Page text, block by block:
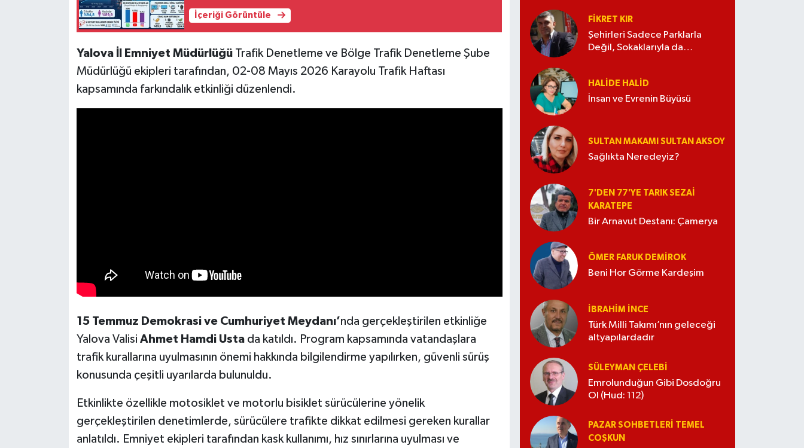
İçeriği Görüntüle
Yalova İl Emniyet MüdürlüğüTrafik Denetleme ve Bölge Trafik Denetleme Şube
Müdürlüğü ekipleri tarafından, 02-08 Mayıs 2026 Karayolu Trafik Haftası
kapsamında farkındalık etkinliği düzenlendi.
15 Temmuz Demokrasi ve Cumhuriyet Meydanı’nda gerçekleştirilen etkinliğe
Yalova Valisi Ahmet Hamdi Ustada katıldı. Program kapsamında vatandaşlara
trafik kurallarına uyulmasının önemi hakkında bilgilendirme yapılırken, güvenli sürüş
konusunda çeşitli uyarılarda bulunuldu.
Etkinlikte özellikle motosiklet ve motorlu bisiklet sürücülerine yönelik
gerçekleştirilen denetimlerde, sürücülere trafikte dikkat edilmesi gereken kurallar
anlatıldı. Emniyet ekipleri tarafından kask kullanımı, hız sınırlarına uyulması ve
FIKRET KIR
Şehirleri Sadece Parklarla
Değil, Sokaklarıyla da
HALIDE HALID
İnsan ve Evrenin Büyüsü
SULTAN MAKAMI SULTAN AKSOY
Sağlıkta Neredeyiz?
7'DEN 77'YE TARIK SEZAI
KARATEPE
Bir Arnavut Destanı: Çamerya
ÖMER FARUK DEMIROK
Beni Hor Görme Kardeşim
İBRAHIM İNCE
Türk Milli Takımı’nın geleceği
altyapılardadır
SÜLEYMAN ÇELEBI
Emrolunduğun Gibi Dosdoğru
Ol (Hud: 112)
PAZAR SOHBETLERI TEMEL
COŞKUN